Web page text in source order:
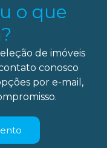
o que
de imóveis
conosco
por e-mail,